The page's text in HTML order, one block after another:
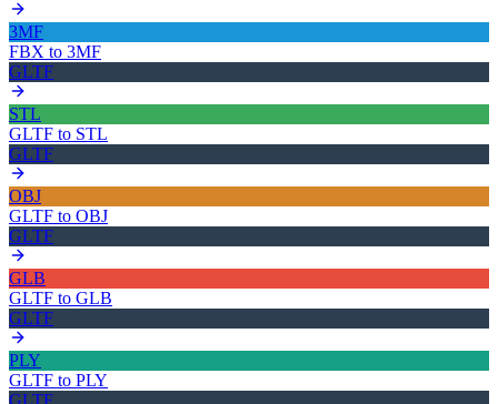
3MF
FBX to 3MF
GLTF
STL
GLTF to STL
GLTF
OBJ
GLTF to OBJ
GLTF
GLB
GLTF to GLB
GLTF
PLY
GLTF to PLY
GLTF